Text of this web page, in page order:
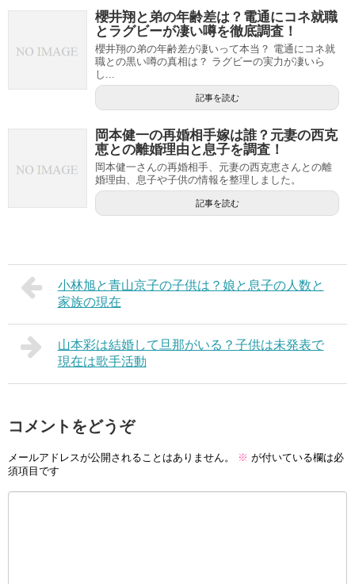
櫻井翔と弟の年齢差は？電通にコネ就職
とラグビーが凄い噂を徹底調査！
櫻井翔の弟の年齢差が凄いって本当？ 電通にコネ就
職との黒い噂の真相は？ ラグビーの実力が凄いら
し...
記事を読む
岡本健一の再婚相手嫁は誰？元妻の西克
恵との離婚理由と息子を調査！
岡本健一さんの再婚相手、元妻の西克恵さんとの離
婚理由、息子や子供の情報を整理しました。
記事を読む
小林旭と青山京子の子供は？娘と息子の人数と
家族の現在
山本彩は結婚して旦那がいる？子供は未発表で
現在は歌手活動
コメントをどうぞ
メールアドレスが公開されることはありません。 ※ が付いている欄は必
須項目です